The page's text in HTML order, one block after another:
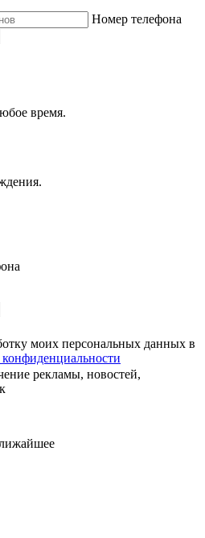
Номер телефона
время.
моих персональных данных в
рекламы, новостей,